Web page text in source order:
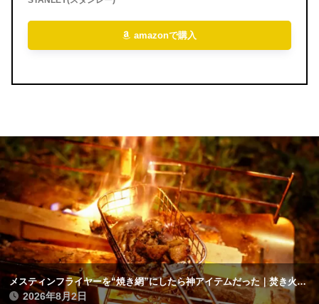
amazonで購入
メスティンフライヤーを“焼き網”にしたら神アイテムだった｜焚き火で鶏肉を焼く
2026年8月2日